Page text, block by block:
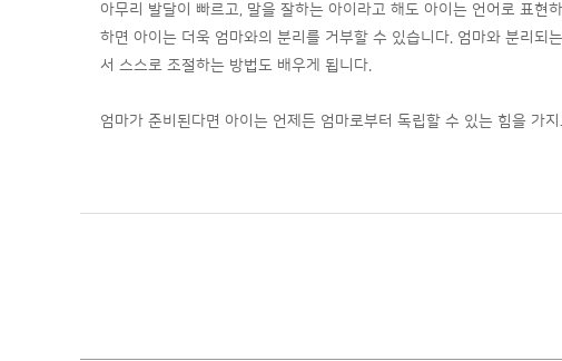
아무리 발달이 빠르고, 말을 잘하는 아이라고 해도 아이는 언어로 표
하면 아이는 더욱 엄마와의 분리를 거부할 수 있습니다. 엄마와 분리되
서 스스로 조절하는 방법도 배우게 됩니다.
엄마가 준비된다면 아이는 언제든 엄마로부터 독립할 수 있는 힘을 가